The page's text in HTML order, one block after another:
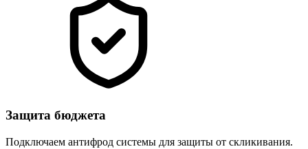
Защита бюджета
Подключаем антифрод системы для защиты от скликивания.